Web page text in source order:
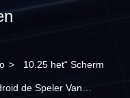
> 10.25 het“ Scherm
de Speler Van